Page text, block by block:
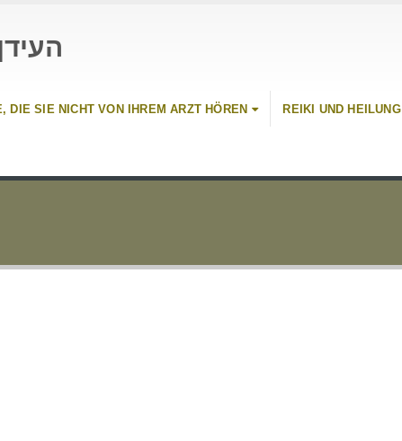
DIE SIE NICHT VON IHREM ARZT HÖREN REIKI UND HEILUNG